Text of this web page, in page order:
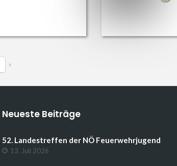
Neueste Beiträge
52. Landestreffen der NÖ Feuerwehrjugend
13. Juli 2026